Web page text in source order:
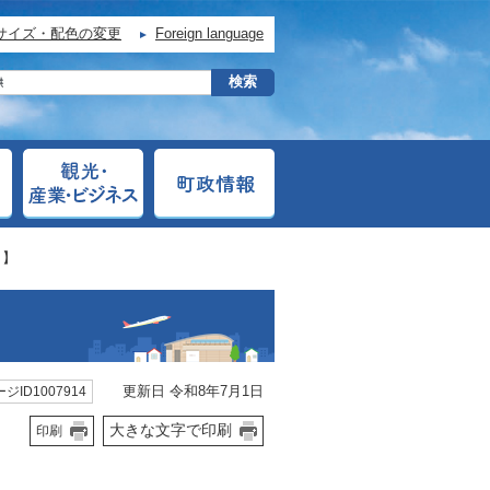
イズ・配色の変更 Foreign language
ジID1007914 更新日 令和8年7月1日
印刷 大きな文字で印刷